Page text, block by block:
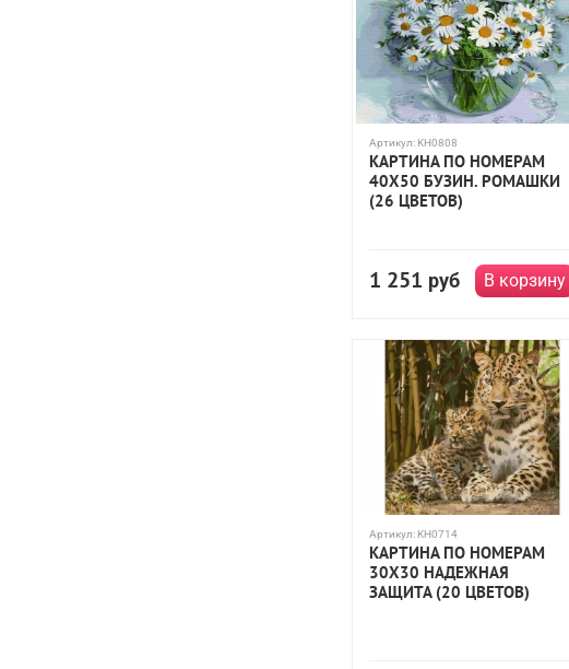
Артикул: KH0808
КАРТИНА ПО НОМЕРАМ
40Х50 БУЗИН. РОМАШКИ
(26 ЦВЕТОВ)
1 251 руб В корзину
Артикул: KH0714
КАРТИНА ПО НОМЕРАМ
30Х30 НАДЕЖНАЯ
ЗАЩИТА (20 ЦВЕТОВ)